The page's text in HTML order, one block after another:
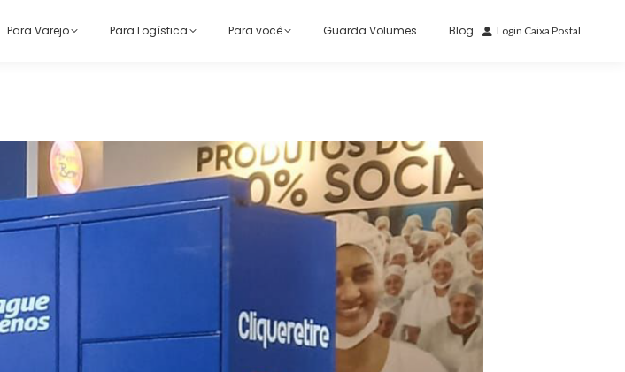
Para Varejo Para Logística Para você Guarda Volumes Blog Login Caixa Postal